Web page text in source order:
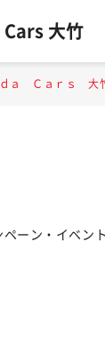
大竹
ｄａ Ｃａｒｓ 大
ペーン・イベン